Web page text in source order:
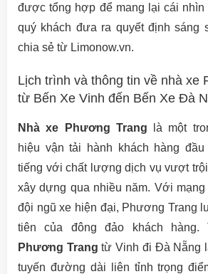
được tổng hợp để mang lại cái nhìn
quý khách đưa ra quyết định sáng
chia sẻ từ Limonow.vn.
Lịch trình và thông tin về nhà xe
từ Bến Xe Vinh đến Bến Xe Đà
Nhà xe Phương Trang là một
hiệu vận tải hành khách hàng
tiếng với chất lượng dịch vụ vượt
xây dựng qua nhiều năm. Với
đội ngũ xe hiện đại, Phương Trang
tiên của đông đảo khách hàng.
Phương Trang từ Vinh đi Đà Nẵng
tuyến đường dài liên tỉnh trọng